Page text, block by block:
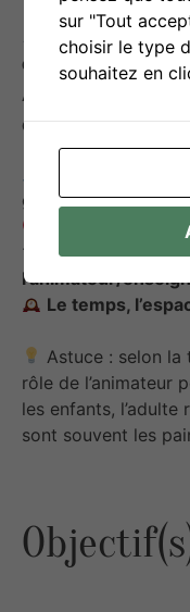
Quelques
outil
Avant de
essentiel de
groupe, niveau de
Les objectifs
Le profil et les
l’animateur/
Le temps,
Astuce : selon la
rôle de l’animateur
les enfants,
sont souvent les
sur "Tout
choisir le type
souhaitez en